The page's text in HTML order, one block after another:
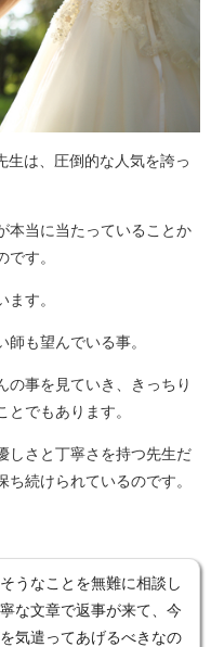
生は、圧倒的な人気を誇っ
本当に当たっていることか
です。
ます。
も望んでいる事。
の事を見ていき、きっちり
とでもあります。
しさと丁寧さを持つ先生だ
続けられているのです。
うなことを無難に相談し
な文章で返事が来て、今
気遣ってあげるべきなの